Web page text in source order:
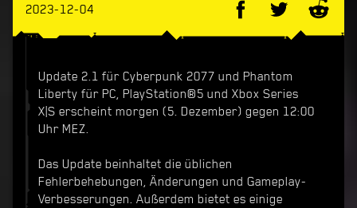
2023-12-04
Update 2.1 für Cyberpunk 2077 und Phantom
Liberty für PC, PlayStation®5 und Xbox Series
X|S erscheint morgen (5. Dezember) gegen 12:00
Uhr MEZ.
Das Update beinhaltet die üblichen
Fehlerbehebungen, Änderungen und Gameplay-
Verbesserungen. Außerdem bietet es einige